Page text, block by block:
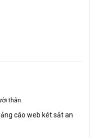
thân
cáo web két sắt an